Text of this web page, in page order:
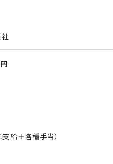
給＋各種手当）